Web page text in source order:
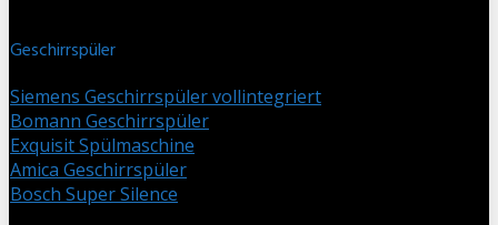
Geschirrspüler
Siemens Geschirrspüler vollintegriert
Bomann Geschirrspüler
Exquisit Spülmaschine
Amica Geschirrspüler
Bosch Super Silence